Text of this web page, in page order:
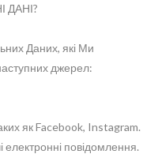
Даних, які Ми
джерел:
як Facebook, Instagram.
електронні повідомлення.